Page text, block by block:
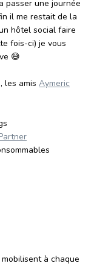
passer une journée
il me restait de la
hôtel social faire
fois-ci) je vous
😅
les amis Aymeric
à chaque